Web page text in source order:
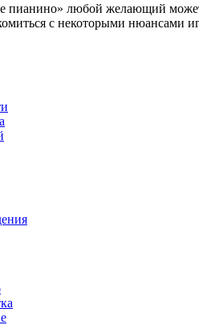
пианино» любой желающий
с некоторыми нюансами